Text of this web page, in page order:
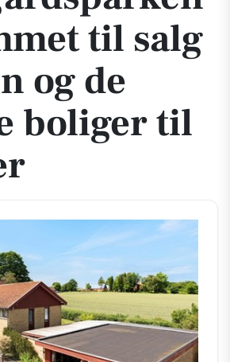
til salg
og de
boliger til